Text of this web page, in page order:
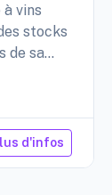
vins
stocks
de sa
d'infos